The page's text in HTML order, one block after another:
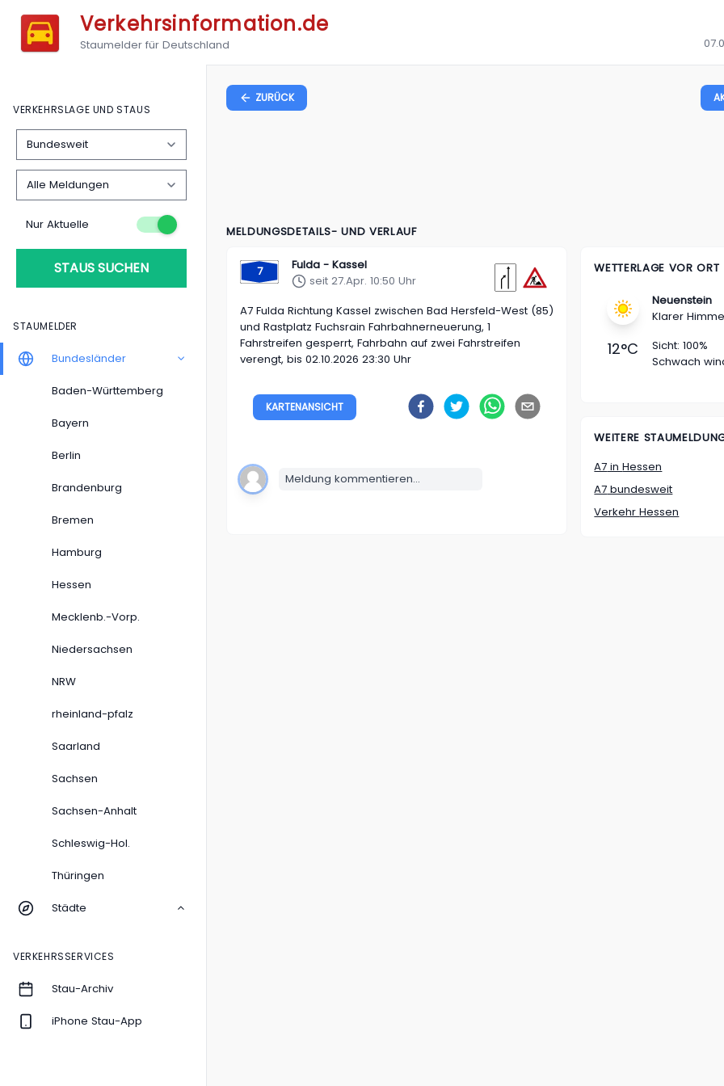
Verkehrsinformation.de
Staumelder für Deutschland
VERKEHRSLAGE UND STAUS
Nur Aktuelle
STAUS SUCHEN
STAUMELDER
Bundesländer
Baden-Württemberg
Bayern
Berlin
Brandenburg
Bremen
Hamburg
Hessen
Mecklenb.-Vorp.
Niedersachsen
NRW
rheinland-pfalz
Saarland
Sachsen
Sachsen-Anhalt
Schleswig-Hol.
Thüringen
Städte
VERKEHRSSERVICES
Stau-Archiv
iPhone Stau-App
ZURÜCK
MELDUNGSDETAILS- UND VERLAUF
7
Fulda - Kassel
seit 27.Apr. 10:50 Uhr
A7 Fulda Richtung Kassel zwischen Bad Hersfeld-West (85)
und Rastplatz Fuchsrain Fahrbahnerneuerung, 1
Fahrstreifen gesperrt, Fahrbahn auf zwei Fahrstreifen
verengt, bis 02.10.2026 23:30 Uhr
KARTENANSICHT
Meldung kommentieren...
WETTERLAGE VOR ORT
Neuenstein
Klarer
12°C Sicht:100%
Schwach
WEITERE
A7 inHessen
A7 bundesweit
VerkehrHessen